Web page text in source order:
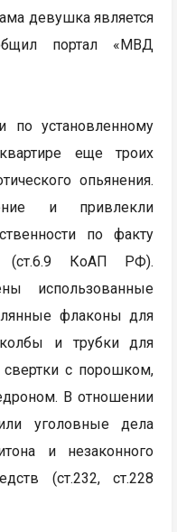
девушка является
портал «МВД
по установленному
еще троих
опьянения.
и привлекли
по факту
(ст.6.9 КоАП РФ).
использованные
флаконы для
колбы и трубки для
с порошком,
В отношении
уголовные дела
и незаконного
(ст.232, ст.228